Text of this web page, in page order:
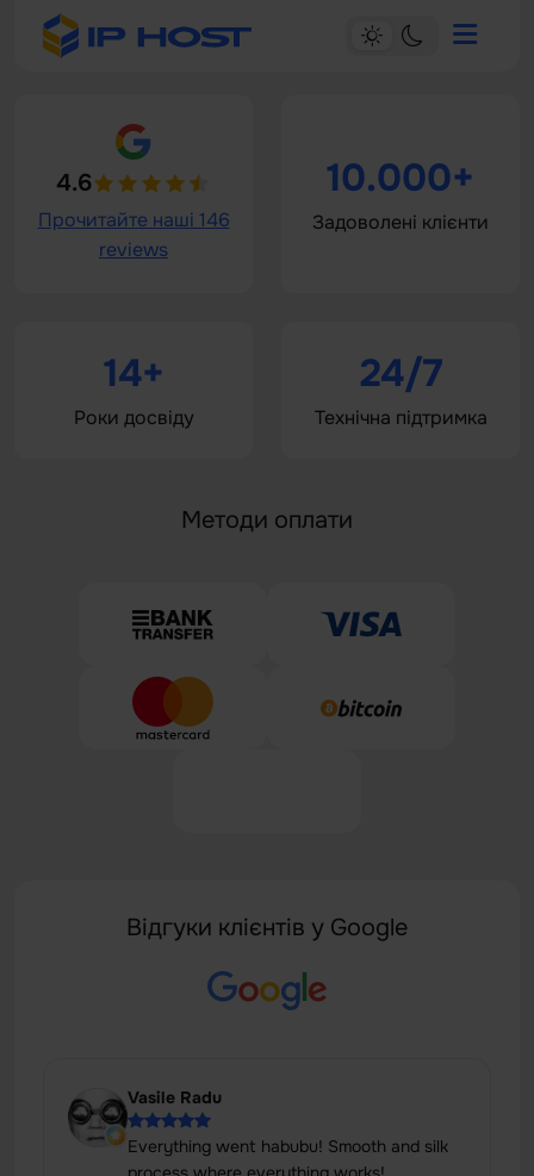
4.6
Прочитайте наші 146
reviews
10.000+
Задоволені клієнти
14+
Роки досвіду
24/7
Технічна підтримка
Методи оплати
Відгуки клієнтів у Google
Vasile Radu
Everything went habubu! Smooth and silk